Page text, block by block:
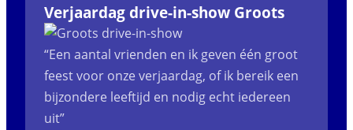
Verjaardag drive-in-show Groots
“Een aantal vrienden en ik geven één groot
feest voor onze verjaardag, of ik bereik een
bijzondere leeftijd en nodig echt iedereen
uit”